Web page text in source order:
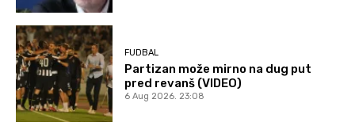
FUDBAL
Partizan može mirno na dug put
pred revanš (VIDEO)
6 Aug 2026. 23:08